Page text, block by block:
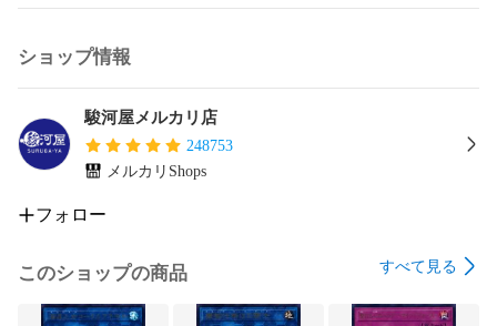
ショップ情報
駿河屋メルカリ店
248753
メルカリShops
フォロー
このショップの商品 すべて見る